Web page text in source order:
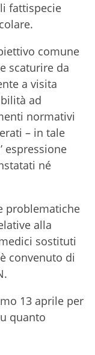
fattispecie
comune
scaturire da
a visita
ad
normativi
– in tale
espressione
né
problematiche
alla
sostituti
convenuto di
13 aprile per
quanto